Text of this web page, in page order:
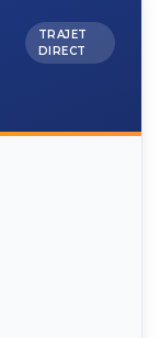
TRAJET
DIRECT